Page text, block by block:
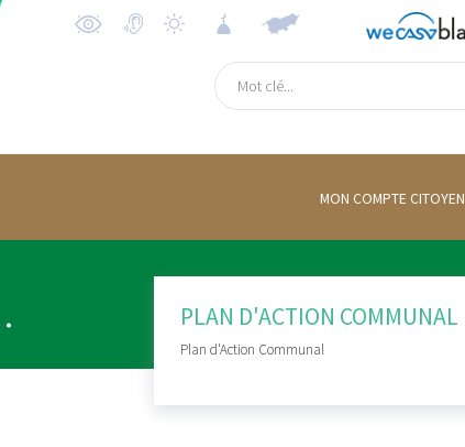
MON COMPTE CITOYEN
PLAN D'ACTION COMMUNAL
Plan d'Action Communal